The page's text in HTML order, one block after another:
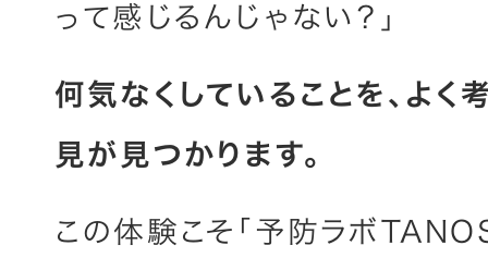
って感じるんじゃない？」
何気なくしていることを、よく
見が見つかります。
この体験こそ「予防ラボ